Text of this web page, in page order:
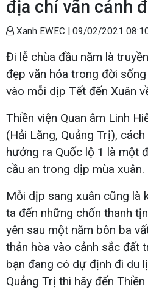
địa chỉ vãn cảnh
Xanh EWEC | 09/02/2021
Đi lễ chùa đầu năm là
đẹp văn hóa trong đời
vào mỗi dịp Tết đến Xuân
Thiền viện Quan âm Linh
(Hải Lăng, Quảng Trị),
hướng ra Quốc lộ 1 là một
cầu an trong dịp mùa xuân.
Mỗi dịp sang xuân cũng là
ta đến những chốn thanh
yên sau một năm bôn ba
thản hòa vào cảnh sắc đất
bạn đang có dự định đi du
Quảng Trị thì hãy đến